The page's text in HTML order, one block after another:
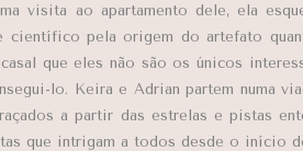
visita ao apartamento dele, ela
científico pela origem do artefato
que eles não são os únicos
lo. Keira e Adrian partem numa
a partir das estrelas e pistas
que intrigam a todos desde o início